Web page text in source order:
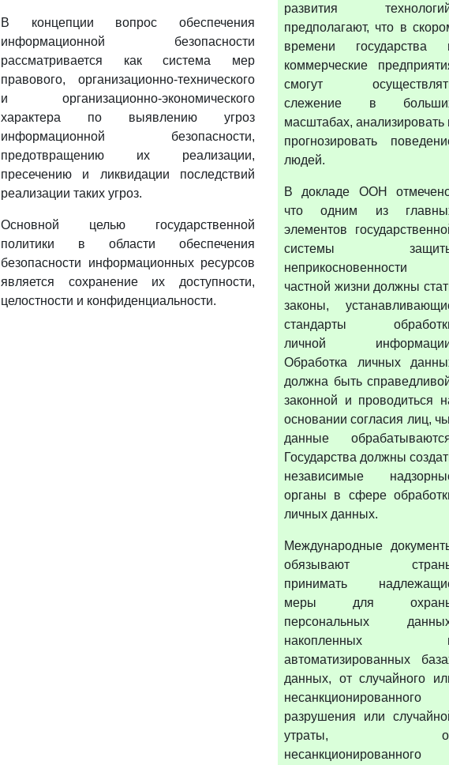
В концепции вопрос обеспечения
информационной безопасности
рассматривается как система мер
правового, организационно-технического
и организационно-экономического
характера по выявлению угроз
информационной безопасности,
предотвращению их реализации,
пресечению и ликвидации последствий
реализации таких угроз.
Основной целью государственной
политики в области обеспечения
безопасности информационных ресурсов
является сохранение их доступности,
целостности и конфиденциальности.
развития
предполагают, что в
времени государства
коммерческие
смогут
слежение в
масштабах, анализировать
прогнозировать
людей.
В докладе ООН
что одним из
элементов
системы
неприкосновенности
частной жизни должны
законы,
стандарты
личной
Обработка личных
должна быть
законной и проводиться
основании согласия лиц,
данные
Государства должны
независимые
органы в сфере
личных данных.
Международные
обязывают
принимать
меры для
персональных
накопленных
автоматизированных
данных, от случайного
несанкционированного
разрушения или
утраты,
несанкционированного